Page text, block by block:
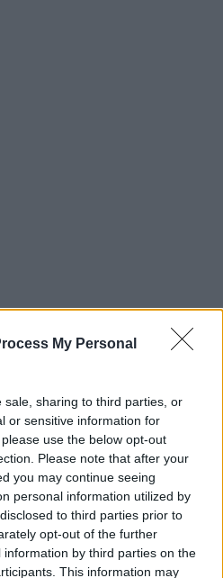
My Personal
sale, sharing to third parties, or
or sensitive information for
use the below opt-out
Please note that after your
you may continue seeing
personal information utilized by
to third parties prior to
opt-out of the further
by third parties on the
This information may